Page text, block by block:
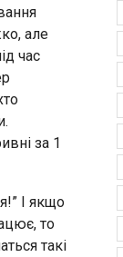
але
час
за 1
І якщо
то
такі